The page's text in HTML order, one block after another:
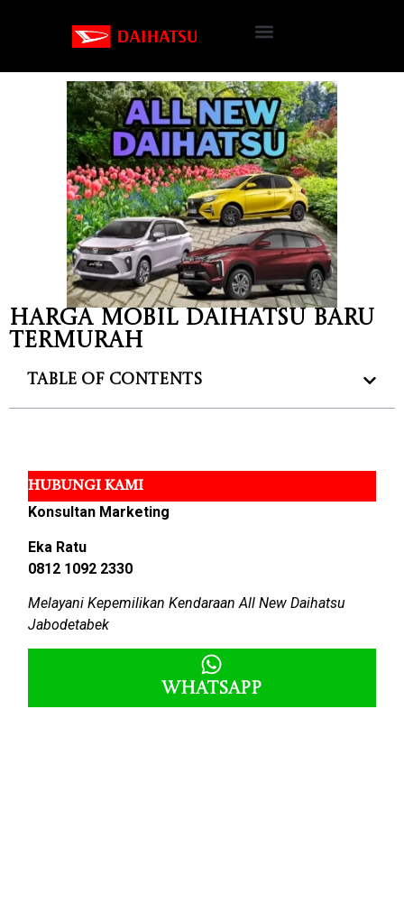
Harga mobil Daihatsu baru
termurah
Table of Contents
HUBUNGI KAMI
Konsultan Marketing
Eka Ratu
0812 1092 2330
Melayani Kepemilikan Kendaraan All New Daihatsu
Jabodetabek
Whatsapp